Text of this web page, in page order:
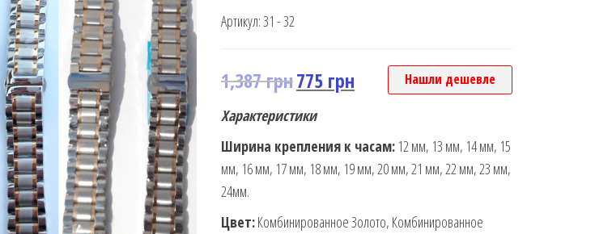
Артикул:31 - 32
1,387грн775 грн Нашли дешевле
Характеристики
Ширина крепления к часам: 12 мм, 13 мм, 14 мм, 15
мм, 16 мм, 17 мм, 18 мм, 19 мм, 20 мм, 21 мм, 22 мм, 23 мм,
24мм.
Цвет:Комбинированное Золото, Комбинированное